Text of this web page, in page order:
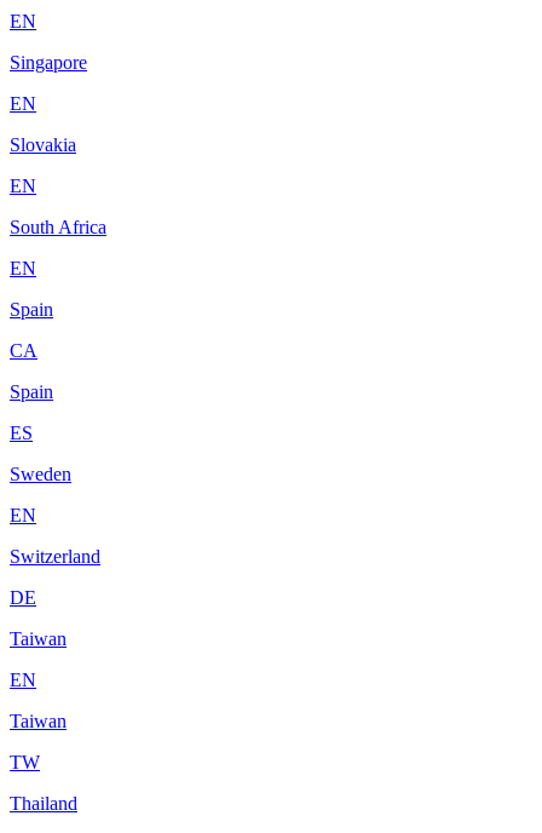
EN
Singapore
EN
Slovakia
EN
South Africa
EN
Spain
CA
Spain
ES
Sweden
EN
Switzerland
DE
Taiwan
EN
Taiwan
TW
Thailand